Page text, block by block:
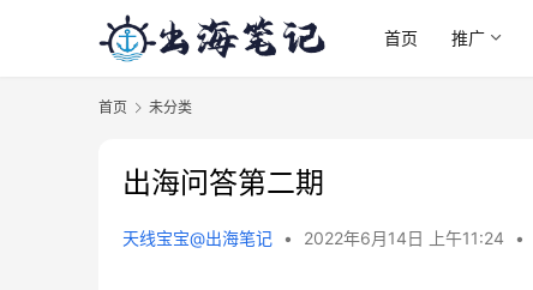
首页 推广
首页 未分类
出海问答第二期
天线宝宝@出海笔记 • 2022年6月14日 上午11:24 •